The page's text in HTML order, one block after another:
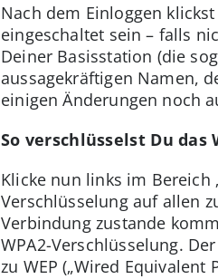
Nach dem Einloggen
eingeschaltet sein – falls
Deiner Basisstation (die
aussagekräftigen Namen,
einigen Änderungen noch
So verschlüsselst Du das
Klicke nun links im Bereich
Verschlüsselung auf allen
Verbindung zustande
WPA2-Verschlüsselung.
zu WEP („Wired